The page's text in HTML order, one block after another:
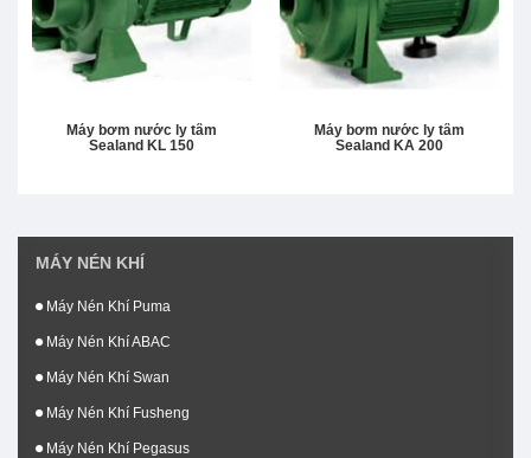
Máy bơm nước ly tâm
Sealand KL 150
Máy bơm nước ly tâm
Sealand KA 200
MÁY NÉN KHÍ
Máy Nén Khí Puma
Máy Nén Khí ABAC
Máy Nén Khí Swan
Máy Nén Khí Fusheng
Máy Nén Khí Pegasus